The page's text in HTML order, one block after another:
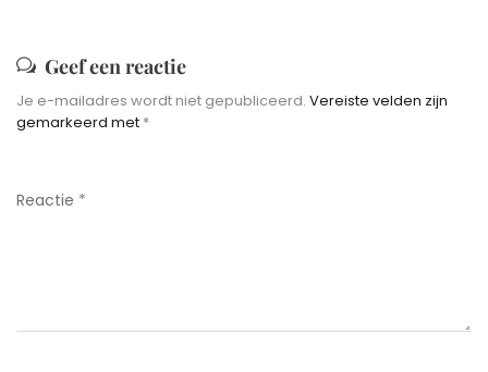
Geef een reactie
Je e-mailadres wordt niet gepubliceerd. Vereiste velden zijn
gemarkeerd met *
Reactie *